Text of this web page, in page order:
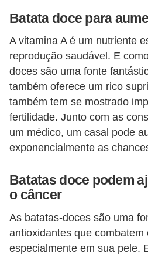
Batata doce para
A vitamina A é um nutriente
reprodução saudável. E
doces são uma fonte
também oferece um rico
também tem se mostrado
fertilidade. Junto com as
um médico, um casal pode
exponencialmente as
Batatas doce podem
o câncer
As batatas-doces são uma
antioxidantes que combatem
especialmente em sua pele.